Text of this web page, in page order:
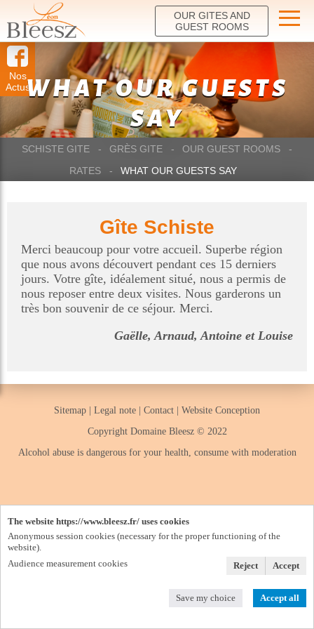
OUR GITES AND
GUEST ROOMS
Nos
ActusWHAT OUR GUESTS
SAY
SCHISTE GITE GRÈS GITE
OUR GUEST ROOMS
RATES
WHAT OUR GUESTS SAY
Gîte Schiste
Merci beaucoup pour votre accueil. Superbe région
que nous avons découvert pendant ces 15 derniers
jours. Votre gîte, idéalement situé, nous a permis de
nous reposer entre deux visites. Nous garderons un
très bon souvenir de ce séjour. Merci.
Gaëlle, Arnaud, Antoine et Louise
Sitemap Legal note Contact
Website Conception
Copyright Domaine Bleesz © 2022
Alcohol abuse is dangerous for your health, consume with moderation
The website https://www.bleesz.fr/ uses cookies
Anonymous session cookies (necessary for the proper functioning of the
website).
Audience measurement cookies
Reject Accept
Save my choice Accept all